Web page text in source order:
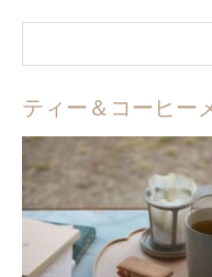
ティー＆コーヒー